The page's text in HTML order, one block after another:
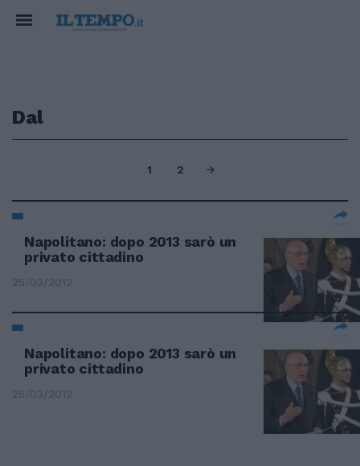
Dal
1 2
Napolitano: dopo 2013 sarò un
privato cittadino
25/03/2012
Napolitano: dopo 2013 sarò un
privato cittadino
25/03/2012